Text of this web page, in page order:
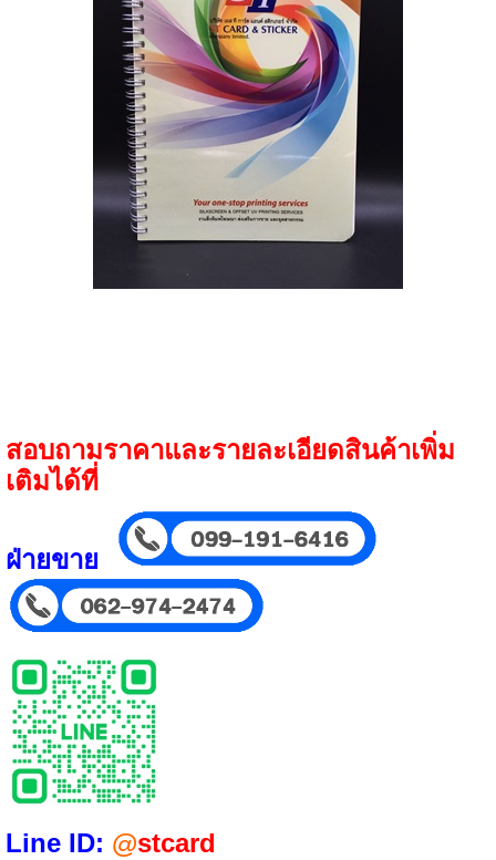
สอบถามราคาและรายละเอียดสินค้าเพิ่ม
เติมได้ที่
ฝ่ายขาย
Line ID: @stcard